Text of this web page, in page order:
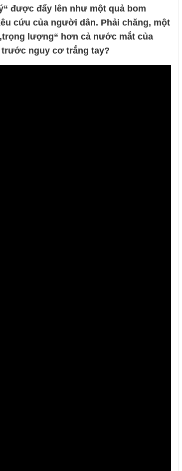
được đẩy lên như một quả bom
cứu của người dân. Phải chăng, một
lượng“ hơn cả nước mắt của
nguy cơ trắng tay?